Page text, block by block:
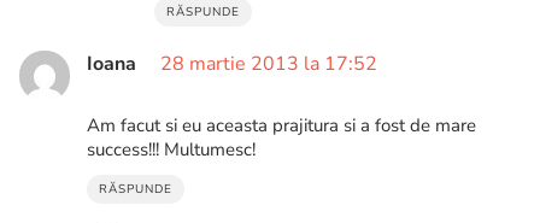
RĂSPUNDE
Ioana 28 martie 2013 la 17:52
Am facut si eu aceasta prajitura si a fost de mare
success!!! Multumesc!
RĂSPUNDE